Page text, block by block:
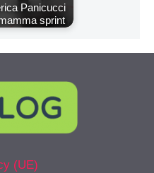
Panicucci
sprint
(UE)